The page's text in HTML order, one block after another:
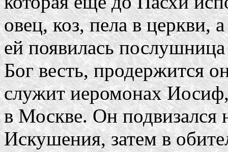
овец, коз, пела в церкви,
ей появилась
Бог весть, продержится
служит иеромонах
в Москве. Он подвизался
Искушения, затем в